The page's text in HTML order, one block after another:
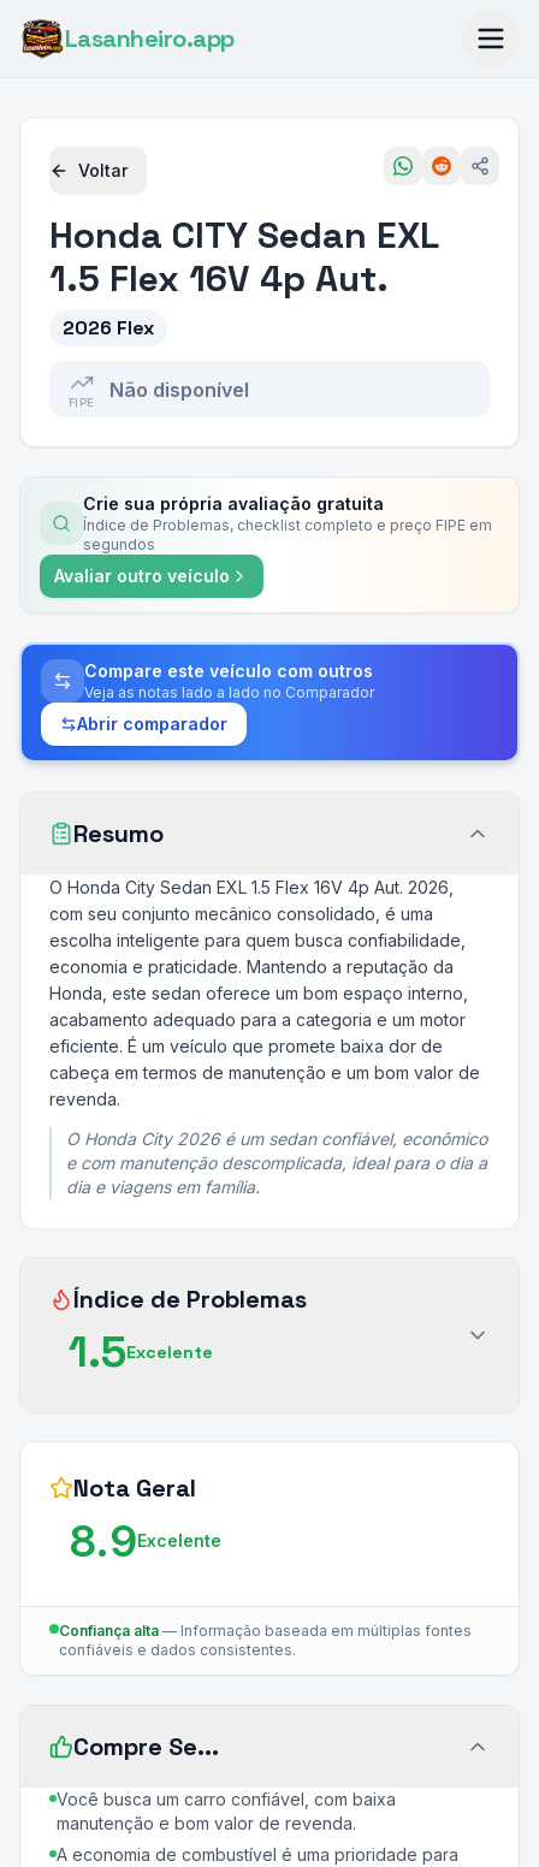
Lasanheiro.app
Voltar
Honda CITY Sedan EXL
1.5 Flex 16V 4p Aut.
2026 Flex
FIPE
Não disponível
Crie sua própria avaliação gratuita
Índice de Problemas, checklist completo e preço FIPE em
segundos
Avaliar outro veículo
Compare este veículo com outros
Veja as notas lado a lado no Comparador
Abrir comparador
Resumo
O Honda City Sedan EXL 1.5 Flex 16V 4p Aut. 2026,
com seu conjunto mecânico consolidado, é uma
escolha inteligente para quem busca confiabilidade,
economia e praticidade. Mantendo a reputação da
Honda, este sedan oferece um bom espaço interno,
acabamento adequado para a categoria e um motor
eficiente. É um veículo que promete baixa dor de
cabeça em termos de manutenção e um bom valor de
revenda.
O Honda City 2026 é um sedan confiável, econômico
e com manutenção descomplicada, ideal para o dia a
dia e viagens em família.
Índice de Problemas
1.5Excelente
Nota Geral
8.9Excelente
Confiança alta — Informação baseada em múltiplas fontes
confiáveis e dados consistentes.
Compre Se...
Você busca um carro confiável, com baixa
manutenção e bom valor de revenda.
A economia de combustível é uma prioridade para